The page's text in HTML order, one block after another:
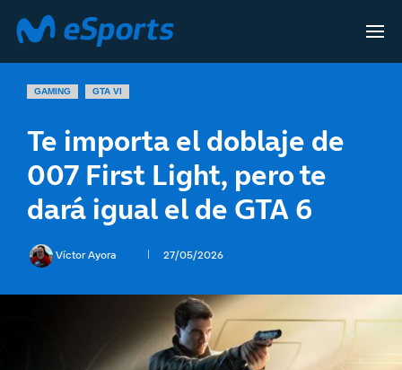
GAMING GTA VI
Te importa el doblaje de
007 First Light, pero te
dará igual el de GTA 6
Víctor Ayora 27/05/2026